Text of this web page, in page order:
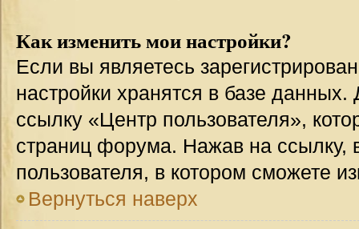
Как изменить мои настройки?
Если вы являетесь
настройки хранятся в базе
ссылку «Центр пользователя»,
страниц форума. Нажав на ссылку,
пользователя, в котором сможете
Вернуться наверх